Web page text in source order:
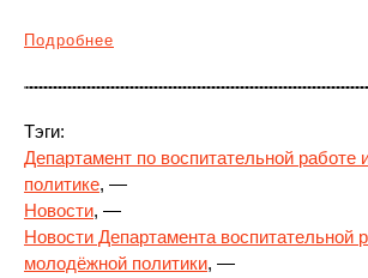
Подробнее
Тэги:
Департамент по воспитательной работе
политике, —
Новости, —
Новости Департамента воспитательной
молодёжной политики, —